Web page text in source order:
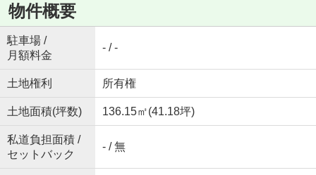
物件概要
駐車場 /
月額料金
- / -
土地権利 所有権
土地面積(坪数) 136.15㎡(41.18坪)
私道負担面積 /
セットバック
- / 無